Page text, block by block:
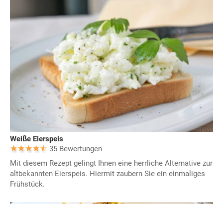
Weiße Eierspeis
35 Bewertungen
Mit diesem Rezept gelingt Ihnen eine herrliche Alternative zur
altbekannten Eierspeis. Hiermit zaubern Sie ein einmaliges
Frühstück.